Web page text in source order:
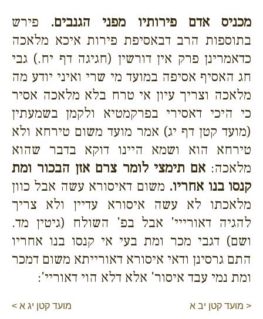
מכניס אדם פירותיו מפני הגנבים. פירש
בתוספות הרב דבאסיפת פירות איכא מלאכה
כדאמרינן פרק אין דורשין (חגיגה דף יח.) גבי
חג האסיף אסיפה במועד מי שרי ואיני יודע מה
מלאכה וצריך עיון אי טרח בלא מלאכה אסיר
כי היכי דאסירי בפרקמטיא ולקמן בשמעתין
(מועד קטן דף יג) אמר מועד משום טירחא ולא
טירחא הוא ושמא היינו דוקא בדבר שהוא
מלאכה:אם תימצי לומר צרם אזן הבכור ומת
קנסו בנו אחריו. משום דאיסורא עשה אבל כוון
מלאכתו לא עשה איסורא עדיין ולא צריך
להגיה דאורייי' אבל בפ' השולח (גיטין מד.
ושם) דגבי מכר ומת בעי אי קנסו בנו אחריו
התם גרסינן ודאי איסורא דאורייתא משום דמכר
ומת נמי עבד איסור' אלא דלא הוי דאוריי':
< מועד קטן יב א מועד קטן יג א >